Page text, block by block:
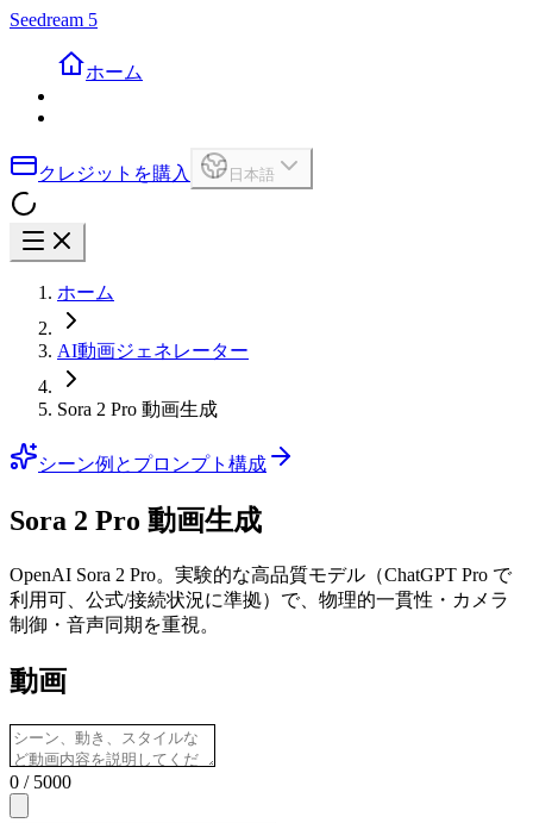
Seedream 5
ホーム
クレジットを購入 日本語
ホーム
AI動画ジェネレーター
Sora 2 Pro 動画生成
シーン例とプロンプト構成
Sora 2 Pro 動画生成
OpenAI Sora 2 Pro。実験的な高品質モデル（ChatGPT Pro で
利用可、公式/接続状況に準拠）で、物理的一貫性・カメラ
制御・音声同期を重視。
動画
0 / 5000